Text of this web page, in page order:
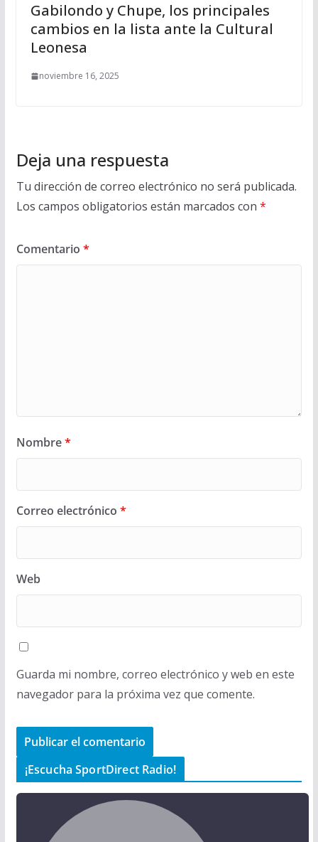
Gabilondo y Chupe, los principales
cambios en la lista ante la Cultural
Leonesa
noviembre 16, 2025
Deja una respuesta
Tu dirección de correo electrónico no será publicada.
Los campos obligatorios están marcados con *
Comentario *
Nombre*
Correo electrónico *
Web
Guarda mi nombre, correo electrónico y web en este
navegador para la próxima vez que comente.
¡Escucha SportDirect Radio!